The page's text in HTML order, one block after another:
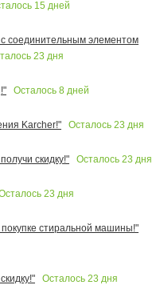
15 дней
соединительным элементом
23 дня
Осталось 8 дней
Karcher!"
Осталось 23 дня
скидку!"
Осталось 23 дня
23 дня
стиральной машины!"
Осталось 23 дня